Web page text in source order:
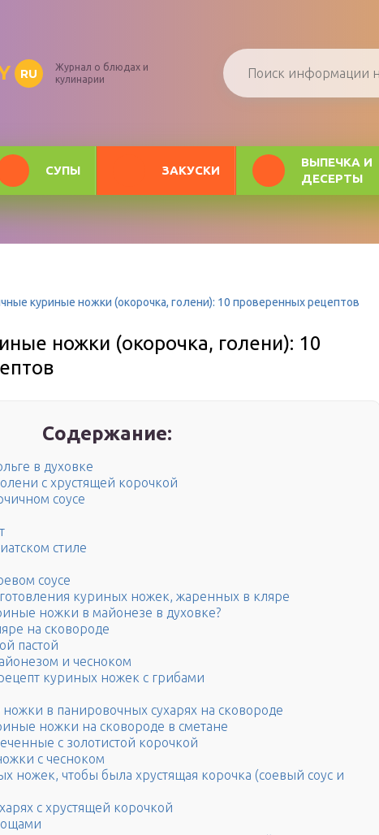
RU
Журнал о блюдах и
кулинарии
СУПЫ ЗАКУСКИ
ВЫПЕЧКА И
ДЕСЕРТЫ
куриные ножки (окорочка, голени): 10 проверенных рецептов
ножки (окорочка, голени): 10
Содержание:
в духовке
с хрустящей корочкой
соусе
стиле
соусе
куриных ножек, жаренных в кляре
ножки в майонезе в духовке?
на сковороде
пастой
и чесноком
куриных ножек с грибами
в панировочных сухарях на сковороде
ножки на сковороде в сметане
с золотистой корочкой
с чесноком
ножек, чтобы была хрустящая корочка (соевый соус и
с хрустящей корочкой